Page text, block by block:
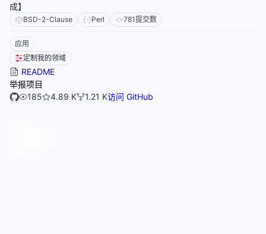
成】
BSD-2-Clause Perl 781提交数
应用
定制我的领域
README
举报项目
185
4.89 K 1.21 K访问 GitHub